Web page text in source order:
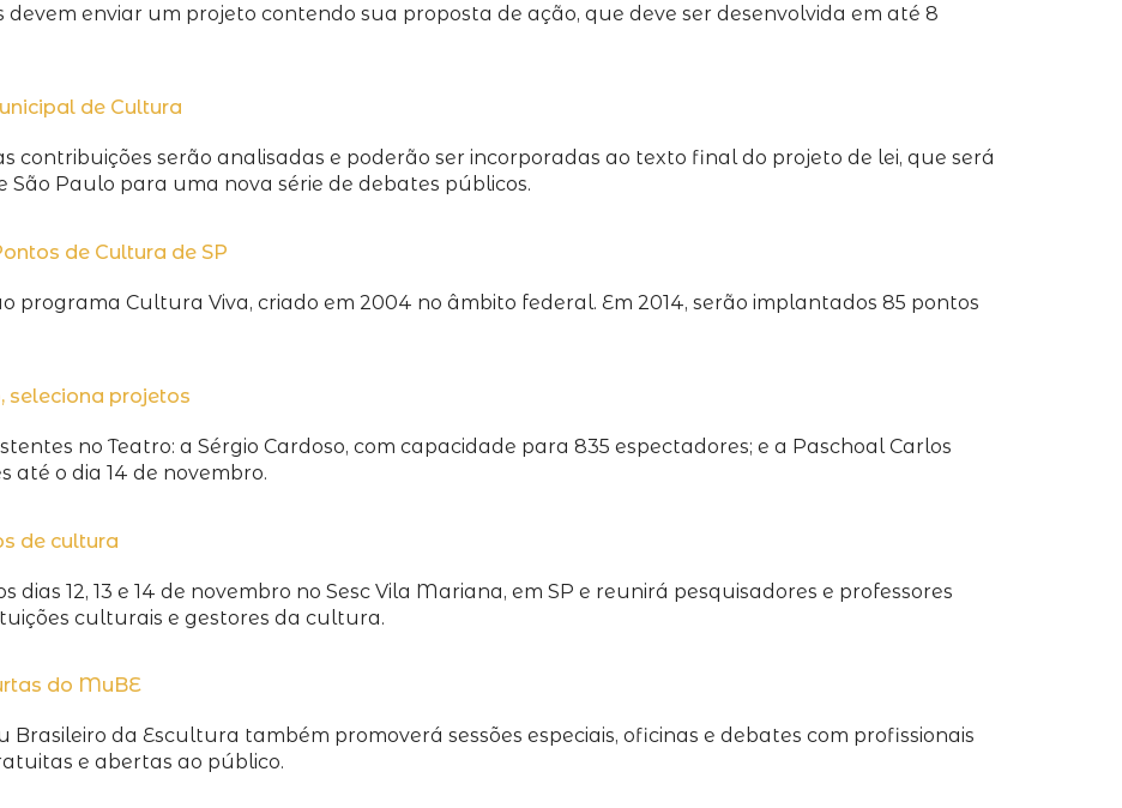
devem enviar um projeto contendo sua proposta de ação, que deve ser desenvolvida em até 8
de Cultura
contribuições serão analisadas e poderão ser incorporadas ao texto final do projeto de lei, que será
Paulo para uma nova série de debates públicos.
de Cultura de SP
programa Cultura Viva, criado em 2004 no âmbito federal. Em 2014, serão implantados 85 pontos
seleciona projetos
no Teatro: a Sérgio Cardoso, com capacidade para 835 espectadores; e a Paschoal Carlos
até o dia 14 de novembro.
de cultura
12, 13 e 14 de novembro no Sesc Vila Mariana, em SP e reunirá pesquisadores e professores
culturais e gestores da cultura.
do MuBE
da Escultura também promoverá sessões especiais, oficinas e debates com profissionais
e abertas ao público.